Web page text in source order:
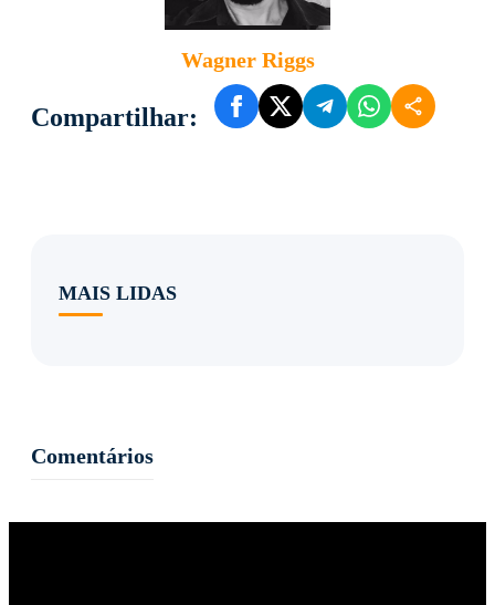
Wagner Riggs
Compartilhar:
MAIS LIDAS
Comentários